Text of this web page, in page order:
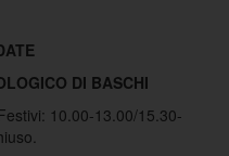
DI BASCHI
10.00-13.00/15.30-